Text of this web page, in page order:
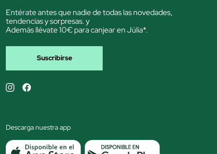
Entérate antes que nadie de todas las novedades,
tendencias y sorpresas. y
Además llévate 10€ para canjear en Júlia*.
Suscribirse
Descarga nuestra app